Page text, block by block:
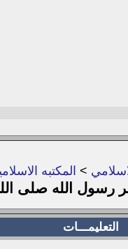
> المكتبه
رسول الله صلى
التعليمـــات